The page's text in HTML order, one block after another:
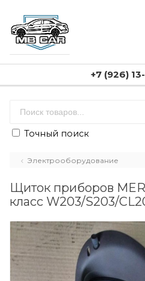
+7 (926)
Точный поиск
Электрооборудование
Щиток приборов
класс W203/S203/